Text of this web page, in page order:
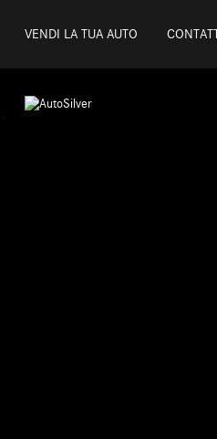
VENDI LA TUA AUTO